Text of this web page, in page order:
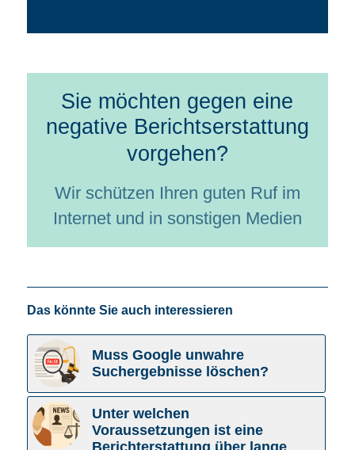
Sie möchten gegen eine
negative Berichtserstattung
vorgehen?
Wir schützen Ihren guten Ruf im
Internet und in sonstigen Medien
Das könnte Sie auch interessieren
Muss Google unwahre
Suchergebnisse löschen?
Unter welchen
Voraussetzungen ist eine